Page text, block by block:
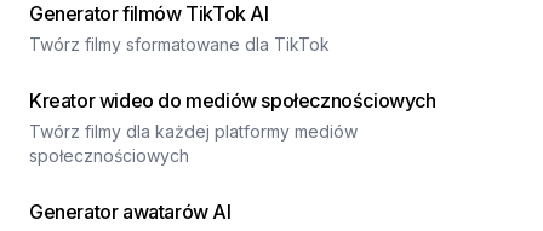
Generator filmów TikTok AI
Twórz filmy sformatowane dla TikTok
Kreator wideo do mediów społecznościowych
Twórz filmy dla każdej platformy mediów
społecznościowych
Generator awatarów AI